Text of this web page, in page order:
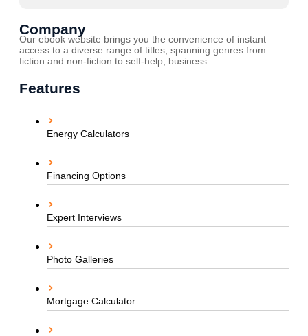
Company
Our ebook website brings you the convenience of instant
access to a diverse range of titles, spanning genres from
fiction and non-fiction to self-help, business.
Features
Energy Calculators
Financing Options
Expert Interviews
Photo Galleries
Mortgage Calculator